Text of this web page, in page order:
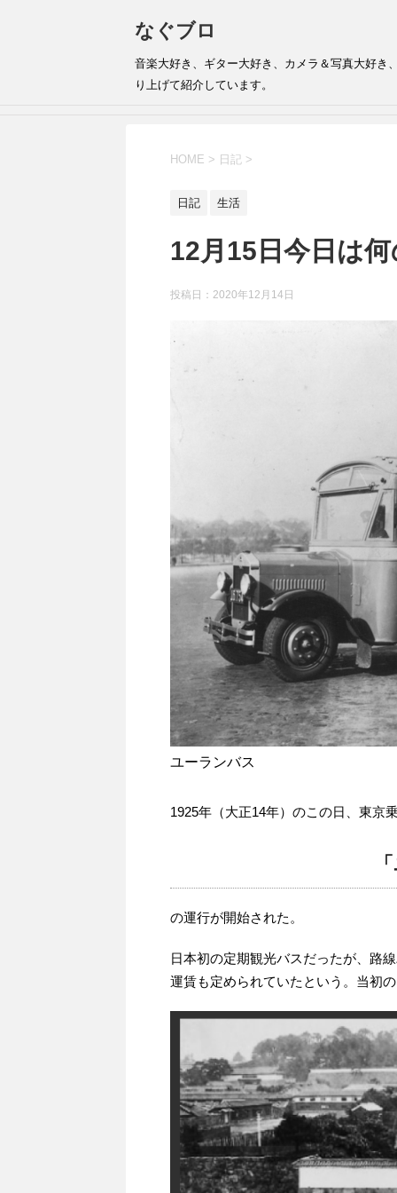
なぐブロ
音楽大好き、ギター大好き、カメラ＆写真大好き
り上げて紹介しています。
HOME > 日記 >
日記 生活
12月15日今日は
投稿日： 2020年12月14日
ユーランバス
1925年（大正14年）のこの日、東京
の運行が開始された。
日本初の定期観光バスだったが、路
運賃も定められていたという。当初